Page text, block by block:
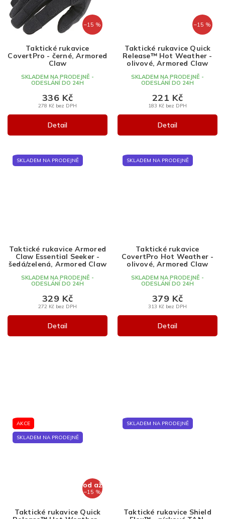
–15 %
Taktické rukavice
CovertPro - černé, Armored
Claw
SKLADEM NA PRODEJNĚ -
ODESLÁNÍ DO 24H
278 Kč bez DPH
336 Kč
Detail
–15 %
Taktické rukavice Quick
Release™ Hot Weather -
olivové, Armored Claw
SKLADEM NA PRODEJNĚ -
ODESLÁNÍ DO 24H
183 Kč bez DPH
221 Kč
Detail
SKLADEM NA PRODEJNĚ
Taktické rukavice Armored
Claw Essential Seeker -
šedá/zelená, Armored Claw
SKLADEM NA PRODEJNĚ -
ODESLÁNÍ DO 24H
272 Kč bez DPH
329 Kč
Detail
SKLADEM NA PRODEJNĚ
Taktické rukavice
CovertPro Hot Weather -
olivové, Armored Claw
SKLADEM NA PRODEJNĚ -
ODESLÁNÍ DO 24H
313 Kč bez DPH
379 Kč
Detail
AKCE
SKLADEM NA PRODEJNĚ
od až
–15 %
Taktické rukavice Quick
SKLADEM NA PRODEJNĚ
Taktické rukavice Shield